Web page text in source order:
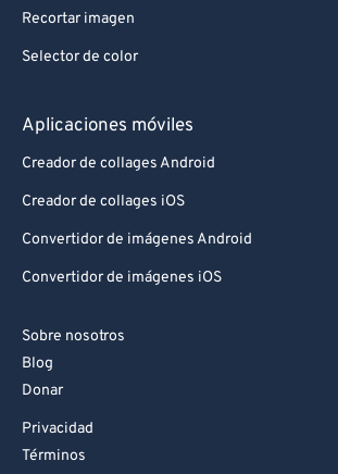
Recortar imagen
Selector de color
Aplicaciones móviles
Creador de collages Android
Creador de collages iOS
Convertidor de imágenes Android
Convertidor de imágenes iOS
Sobre nosotros
Blog
Donar
Privacidad
Términos